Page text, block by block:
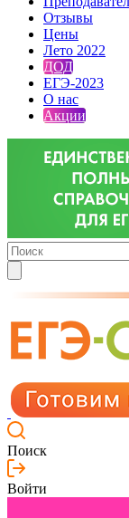
Отзывы
Цены
Лето 2022
ДОД
ЕГЭ-2023
О нас
Акции
Поиск
Войти